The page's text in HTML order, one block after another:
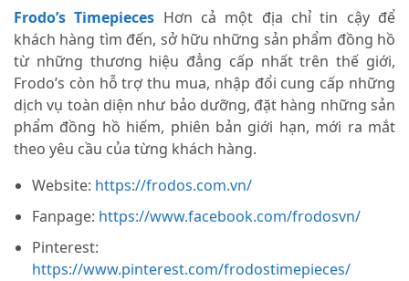
Frodo’s Timepieces Hơn cả một địa chỉ tin cậy để
khách hàng tìm đến, sở hữu những sản phẩm đồng hồ
từ những thương hiệu đẳng cấp nhất trên thế giới,
Frodo’s còn hỗ trợ thu mua, nhập đổi cung cấp những
dịch vụ toàn diện như bảo dưỡng, đặt hàng những sản
phẩm đồng hồ hiếm, phiên bản giới hạn, mới ra mắt
theo yêu cầu của từng khách hàng.
Website: https://frodos.com.vn/
Fanpage: https://www.facebook.com/frodosvn/
Pinterest:
https://www.pinterest.com/frodostimepieces/